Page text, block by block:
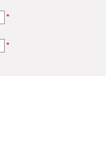
*
*